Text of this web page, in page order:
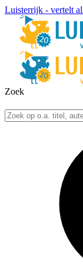
Luisterrijk - vertelt
Zoek